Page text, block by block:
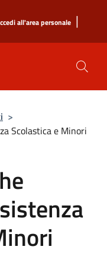
all'area personale |
>
Scolastica e Minori